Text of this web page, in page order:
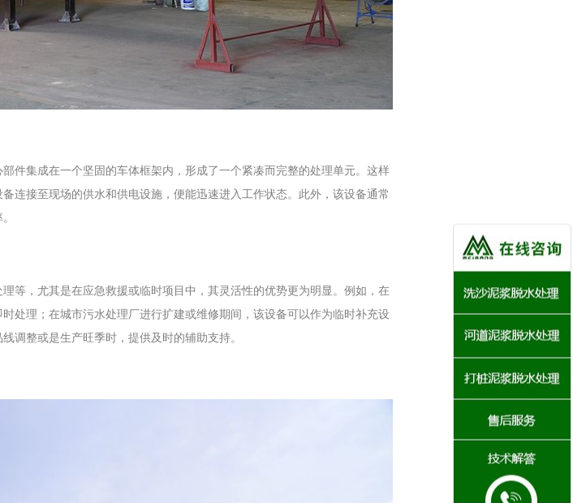
件集成在一个坚固的车体框架内，形成了一个紧凑而完整的处理单元。这样
连接至现场的供水和供电设施，便能迅速进入工作状态。此外，该设备通常
等，尤其是在应急救援或临时项目中，其灵活性的优势更为明显。例如，在
处理；在城市污水处理厂进行扩建或维修期间，该设备可以作为临时补充设
调整或是生产旺季时，提供及时的辅助支持。